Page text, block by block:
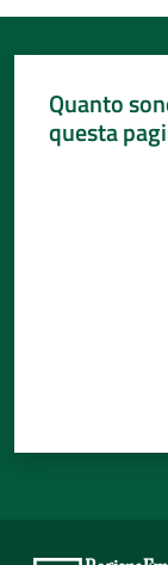
Quanto
questa